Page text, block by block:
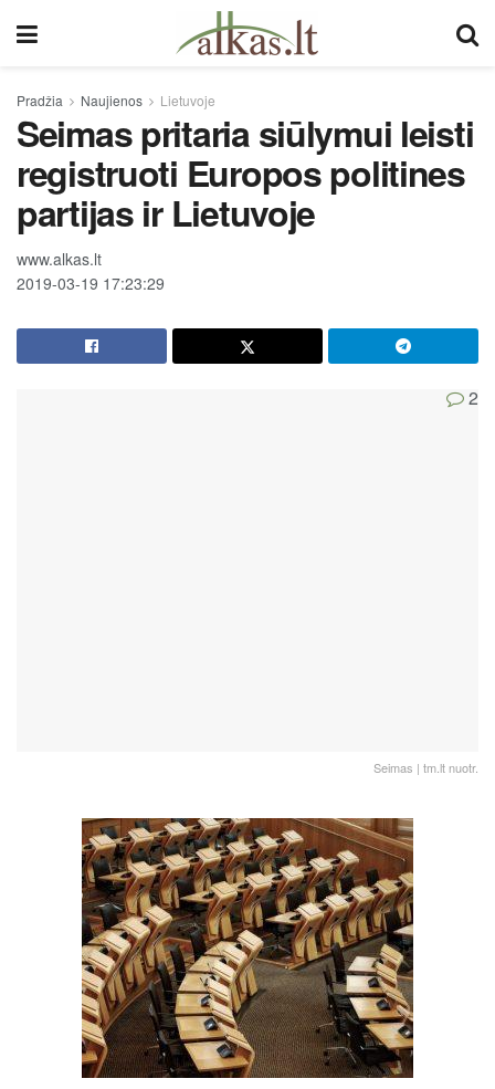
Pradžia Naujienos Lietuvoje
Seimas pritaria siūlymui leisti
registruoti Europos politines
partijas ir Lietuvoje
www.alkas.lt
2019-03-19 17:23:29
2
Seimas | tm.lt nuotr.